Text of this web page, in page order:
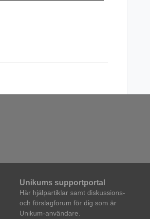
Unikums supportportal
Här hjälpartiklar samt diskussions-
och förslagforum för dig som är
Unikum-användare.